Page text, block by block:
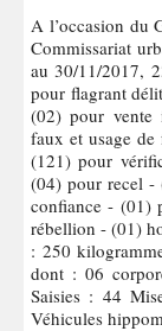
A l’occasion du Gamou annuel de Tivaouane, édition 2017, le
Commissariat
au 30/11/2017,
pour flagrant
(02) pour vente
faux et usage
(121) pour
(04) pour recel -
confiance - (01)
rébellion - (01)
: 250
dont : 06
Saisies : 44
Véhicules